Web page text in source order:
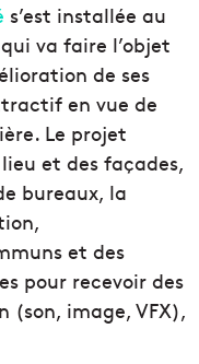
s’est installée au
va faire l’objet
de ses
en vue de
Le projet
et des façades,
bureaux, la
et des
pour recevoir des
(son, image, VFX),